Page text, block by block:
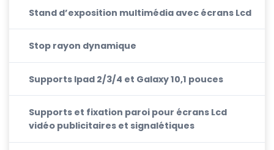
Stand d’exposition multimédia avec écrans Lcd
Stop rayon dynamique
Supports Ipad 2/3/4 et Galaxy 10,1 pouces
Supports et fixation paroi pour écrans Lcd
vidéo publicitaires et signalétiques